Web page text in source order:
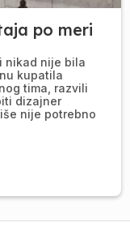
po meri
nikad nije bila
kupatila
tima, razvili
dizajner
nije potrebno